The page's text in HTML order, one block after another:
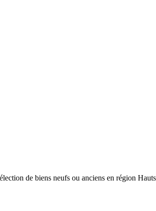
de biens neufs ou anciens en région